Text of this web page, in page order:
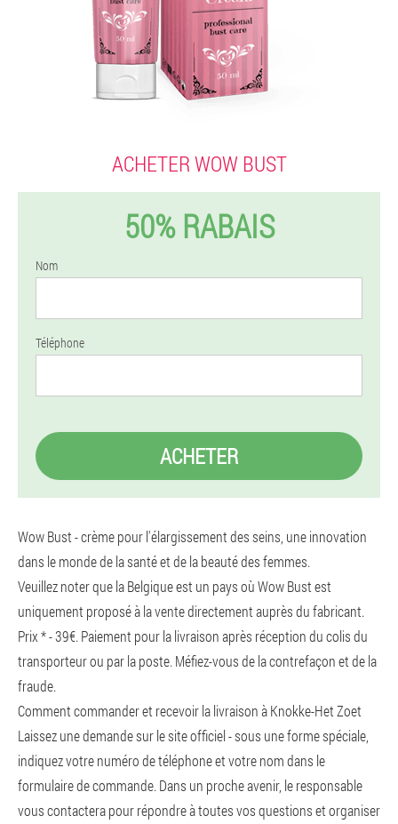
ACHETER WOW BUST
50% RABAIS
Nom
Téléphone
ACHETER
Wow Bust - crème pour l'élargissement des seins, une innovation
dans le monde de la santé et de la beauté des femmes.
Veuillez noter que la Belgique est un pays où Wow Bust est
uniquement proposé à la vente directement auprès du fabricant.
Prix ​​* - 39€. Paiement pour la livraison après réception du colis du
transporteur ou par la poste. Méfiez-vous de la contrefaçon et de la
fraude.
Comment commander et recevoir la livraison à Knokke-Het Zoet
Laissez une demande sur le site officiel - sous une forme spéciale,
indiquez votre numéro de téléphone et votre nom dans le
formulaire de commande. Dans un proche avenir, le responsable
vous contactera pour répondre à toutes vos questions et organiser